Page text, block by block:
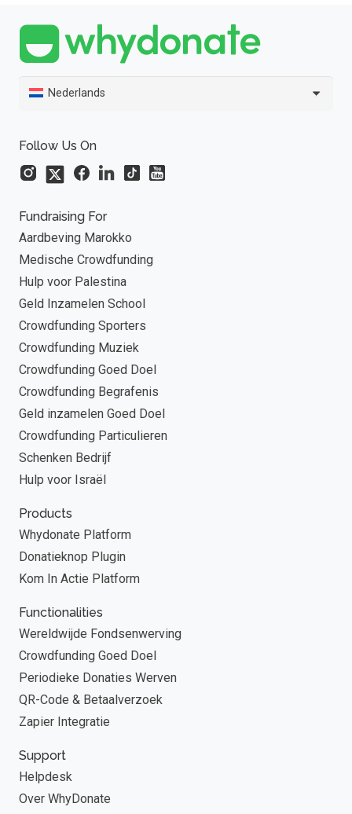
Nederlands
Follow Us On
Fundraising For
Aardbeving Marokko
Medische Crowdfunding
Hulp voor Palestina
Geld Inzamelen School
Crowdfunding Sporters
Crowdfunding Muziek
Crowdfunding Goed Doel
Crowdfunding Begrafenis
Geld inzamelen Goed Doel
Crowdfunding Particulieren
Schenken Bedrijf
Hulp voor Israël
Products
Whydonate Platform
Donatieknop Plugin
Kom In Actie Platform
Functionalities
Wereldwijde Fondsenwerving
Crowdfunding Goed Doel
Periodieke Donaties Werven
QR-Code & Betaalverzoek
Zapier Integratie
Support
Helpdesk
Over WhyDonate